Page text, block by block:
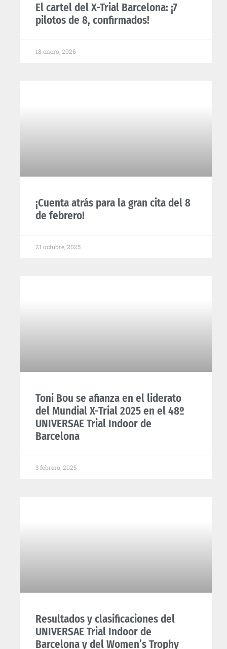
El cartel del X-Trial Barcelona: ¡7
pilotos de 8, confirmados!
18 enero, 2026
¡Cuenta atrás para la gran cita del 8
de febrero!
21 octubre, 2025
Toni Bou se afianza en el liderato
del Mundial X-Trial 2025 en el 48º
UNIVERSAE Trial Indoor de
Barcelona​
3 febrero, 2025
Resultados y clasificaciones del
UNIVERSAE Trial Indoor de
Barcelona y del Women’s Trophy